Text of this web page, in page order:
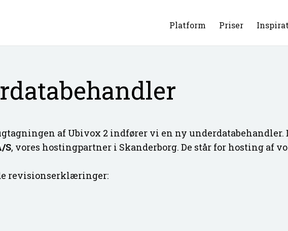
Platform
Priser
af Ubivox 2 indfører vi en ny underdatabehandler.
S, vores hostingpartner i Skanderborg. De står for hosting af
revisionserklæringer: